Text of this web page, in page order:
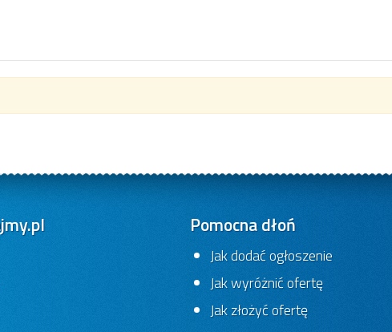
Pomocna dłoń
Jak dodać ogłoszenie
Jak wyróżnić ofertę
Jak złożyć ofertę